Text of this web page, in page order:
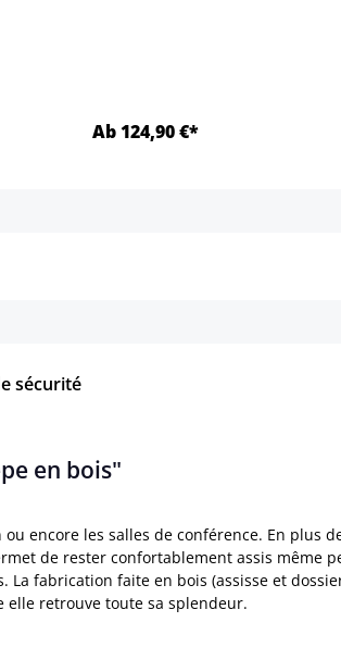
Ab 124,90 €*
sécurité
en bois"
encore les salles de conférence. En plus
de rester confortablement assis même
fabrication faite en bois (assisse et
elle retrouve toute sa splendeur.